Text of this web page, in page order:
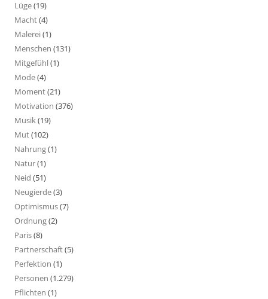
Lüge(19)
Macht(4)
Malerei(1)
Menschen (131)
Mitgefühl(1)
Mode(4)
Moment(21)
Motivation (376)
Musik(19)
Mut(102)
Nahrung(1)
Natur(1)
Neid (51)
Neugierde(3)
Optimismus(7)
Ordnung(2)
Paris(8)
Partnerschaft(5)
Perfektion (1)
Personen (1.279)
Pflichten (1)